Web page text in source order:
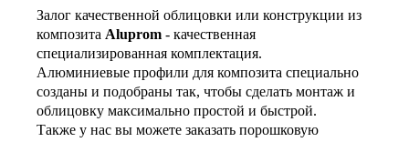
Залог качественной облицовки или конструкции из
композита Aluprom - качественная
специализированная комплектация.
Алюминиевые профили для композита специально
созданы и подобраны так, чтобы сделать монтаж и
облицовку максимально простой и быстрой.
Также у нас вы можете заказать порошковую